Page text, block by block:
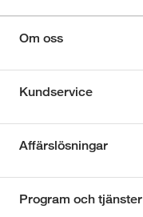
Om oss
Kundservice
Affärslösningar
Program och tjänster